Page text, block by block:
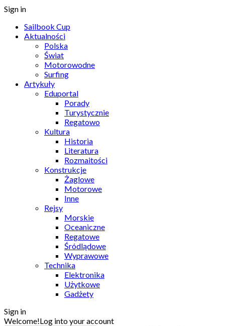
Sign in
Sailbook Cup
Aktualności
Polska
Świat
Motorowodne
Surfing
Artykuły
Eduportal
Porady
Turystycznie
Regatowo
Kultura
Historia
Literatura
Rozmaitości
Konstrukcje
Żaglowe
Motorowe
Inne
Rejsy
Morskie
Oceaniczne
Regatowe
Śródlądowe
Wyprawowe
Technika
Elektronika
Użytkowe
Gadżety
Sign in
Welcome!Log into your account